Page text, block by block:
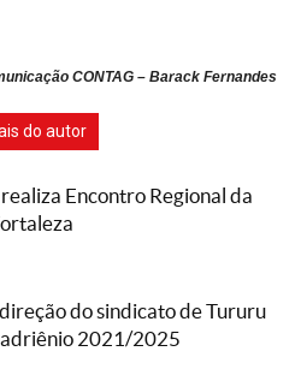
CONTAG – Barack Fernandes
do autor
Encontro Regional da
do sindicato de Tururu
2021/2025